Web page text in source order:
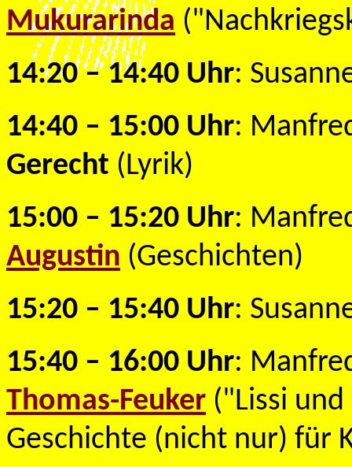
Mukurarinda
14:20 – 14:40 Uhr:
14:40 – 15:00 Uhr:
Gerecht (Lyrik)
15:00 – 15:20 Uhr:
Augustin (Geschichten)
15:20 – 15:40 Uhr:
15:40 – 16:00 Uhr:
Thomas-Feuker ("Lissi
Geschichte (nicht nur) für